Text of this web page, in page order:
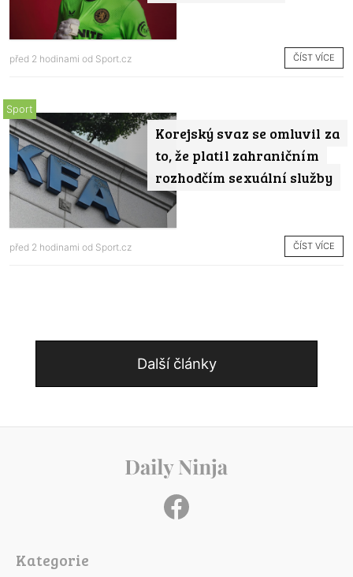
před 2 hodinami od Sport.cz ČÍST VÍCE
Korejský svaz se omluvil za
to, že platil zahraničním
rozhodčím sexuální služby
Sport
před 2 hodinami od Sport.cz ČÍST VÍCE
Další články
Kategorie